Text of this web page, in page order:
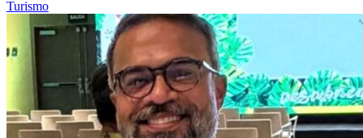
Turismo